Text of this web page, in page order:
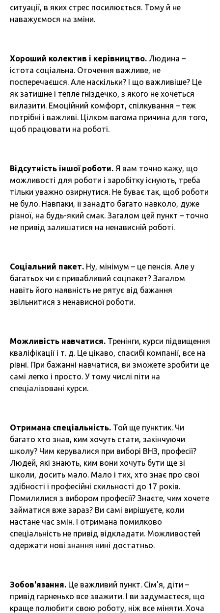
ситуації, в яких стрес посилюється. Тому й не
наважуємося на зміни.
Хороший колектив і керівництво. Людина –
істота соціальна. Оточення важливе, не
посперечаєшся. Але наскільки? І що важливіше? Це
як затишне і тепле гніздечко, з якого не хочеться
вилазити. Емоційний комфорт, спілкування – теж
потрібні і важливі. Цілком вагома причина для того,
щоб працювати на роботі.
Відсутність іншої роботи. Я вам точно кажу, що
можливості для роботи і заробітку існують, треба
тільки уважно озирнутися. Не буває так, щоб роботи
не було. Навпаки, її занадто багато навколо, дуже
різної, на будь-який смак. Загалом цей пункт – точно
не привід залишатися на ненависній роботі.
Соціальний пакет. Ну, мінімум – це пенсія. Але у
багатьох чи є привабливий соцпакет? Загалом
навіть його наявність не рятує від бажання
звільнитися з ненависної роботи.
Можливість навчатися. Тренінги, курси підвищення
кваліфікації і т. д. Це цікаво, спасибі компанії, все на
рівні. При бажанні навчатися, ви зможете зробити це
самі легко і просто. У тому числі піти на
спеціалізовані курси.
Отримана спеціальність. Той ще пунктик. Чи
багато хто знав, ким хочуть стати, закінчуючи
школу? Чим керувалися при виборі ВНЗ, професії?
Людей, які знають, ким вони хочуть бути ще зі
школи, досить мало. Мало і тих, хто знає про свої
здібності і професійні схильності до 17 років.
Помилилися з вибором професії? Знаєте, чим хочете
займатися вже зараз? Ви самі вирішуєте, коли
настане час змін. І отримана помилково
спеціальність не привід відкладати. Можливостей
одержати нові знання нині достатньо.
Зобов'язання. Це важливий пункт. Сім'я, діти –
привід гарненько все зважити. І ви задумаєтеся, що
краще полюбити свою роботу, ніж все міняти. Хоча